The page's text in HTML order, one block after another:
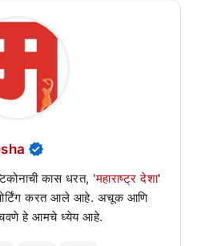
कास धरत, 'महाराष्ट्र देशा'
करत आले आहे. अचूक आणि
हे आमचे ध्येय आहे.